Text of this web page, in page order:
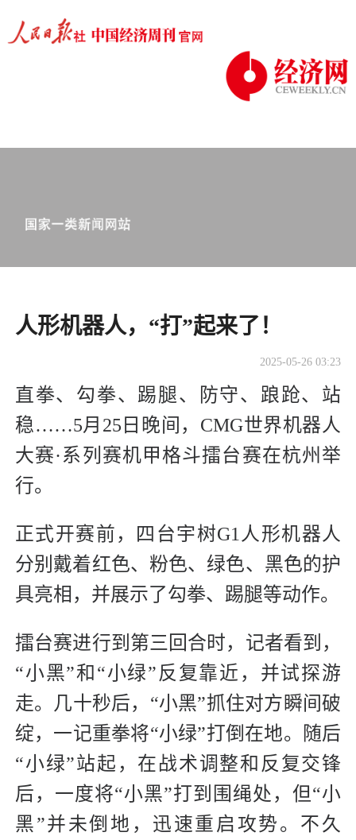
人形机器人，“打”起来了！
2025-05-26 03:23
直拳、勾拳、踢腿、防守、踉跄、站
稳……5月25日晚间，CMG世界机器人
大赛·系列赛机甲格斗擂台赛在杭州举
行。
正式开赛前，四台宇树G1人形机器人
分别戴着红色、粉色、绿色、黑色的护
具亮相，并展示了勾拳、踢腿等动作。
擂台赛进行到第三回合时，记者看到，
“小黑”和“小绿”反复靠近，并试探游
走。几十秒后，“小黑”抓住对方瞬间破
绽，一记重拳将“小绿”打倒在地。随后
“小绿”站起，在战术调整和反复交锋
后，一度将“小黑”打到围绳处，但“小
黑”并未倒地，迅速重启攻势。不久